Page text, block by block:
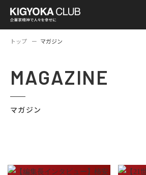
トップ マガジン
MAGAZINE
マガジン